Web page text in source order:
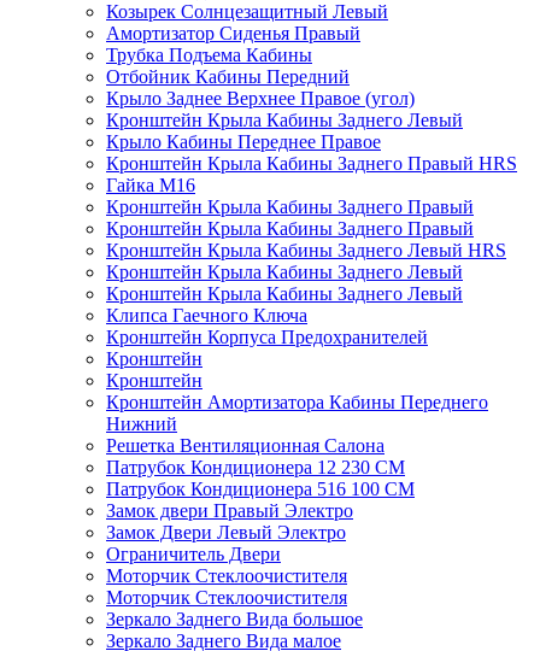
Козырек Солнцезащитный Левый
Амортизатор Сиденья Правый
Трубка Подъема Кабины
Отбойник Кабины Передний
Крыло Заднее Верхнее Правое (угол)
Кронштейн Крыла Кабины Заднего Левый
Крыло Кабины Переднее Правое
Кронштейн Крыла Кабины Заднего Правый HRS
Гайка М16
Кронштейн Крыла Кабины Заднего Правый
Кронштейн Крыла Кабины Заднего Правый
Кронштейн Крыла Кабины Заднего Левый HRS
Кронштейн Крыла Кабины Заднего Левый
Кронштейн Крыла Кабины Заднего Левый
Клипса Гаечного Ключа
Кронштейн Корпуса Предохранителей
Кронштейн
Кронштейн
Кронштейн Амортизатора Кабины Переднего
Нижний
Решетка Вентиляционная Салона
Патрубок Кондиционера 12 230 CM
Патрубок Кондиционера 516 100 CM
Замок двери Правый Электро
Замок Двери Левый Электро
Ограничитель Двери
Моторчик Стеклоочистителя
Моторчик Стеклоочистителя
Зеркало Заднего Вида большое
Зеркало Заднего Вида малое